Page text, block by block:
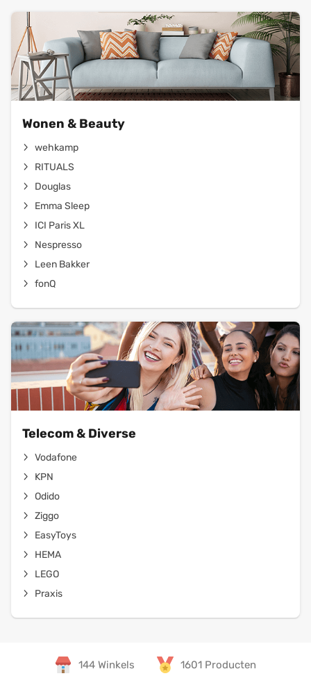
Wonen & Beauty
wehkamp
RITUALS
Douglas
Emma Sleep
ICI Paris XL
Nespresso
Leen Bakker
fonQ
Telecom & Diverse
Vodafone
KPN
Odido
Ziggo
EasyToys
HEMA
LEGO
Praxis
144 Winkels 1601 Producten